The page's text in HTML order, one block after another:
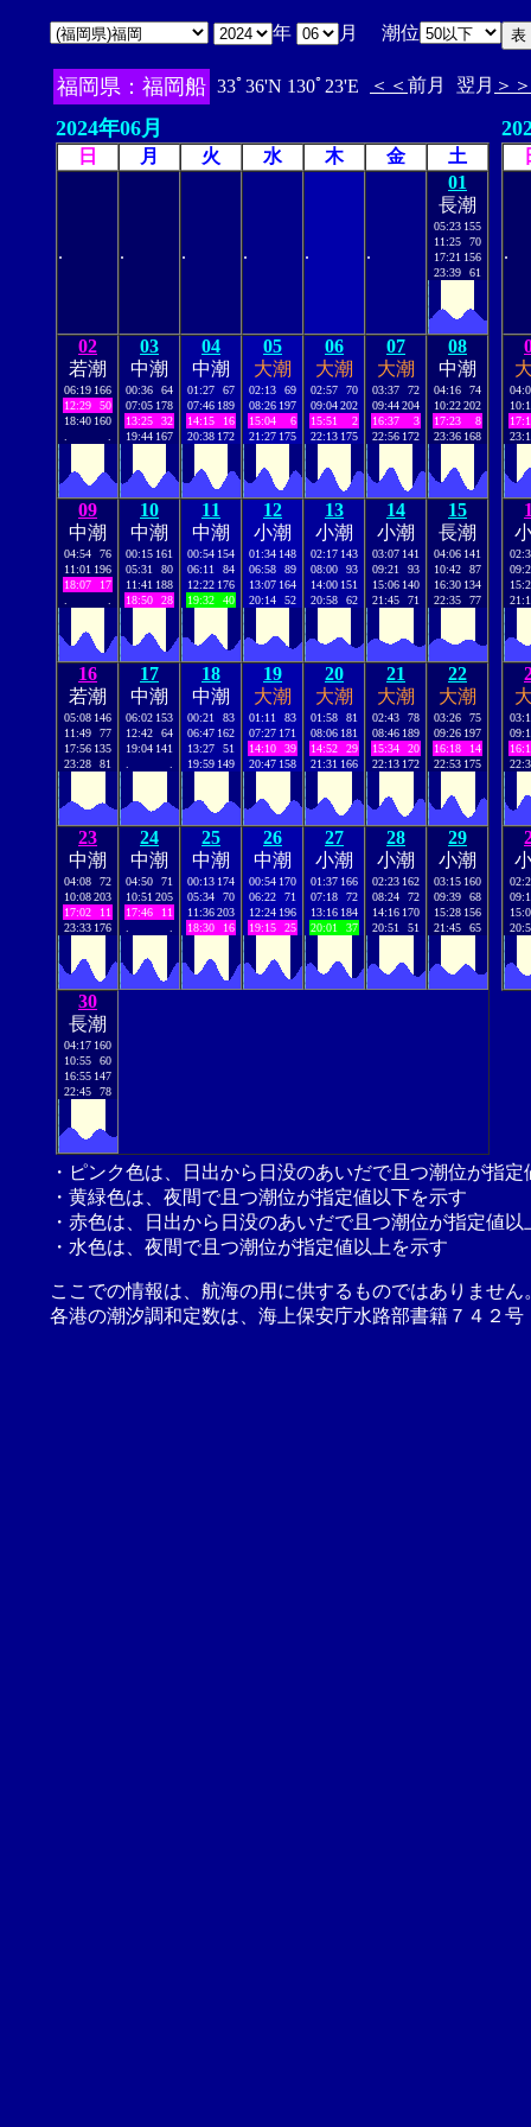
年 月 潮位
福岡県：福岡船 33ﾟ36'N 130ﾟ23'E ＜＜ 前月 翌月 ＞＞
2024年06月
日 月 火 水 木 金 土
. . . . . .
01
長潮
05:23 155
11:25
70
17:21 156
23:39
61
02
若潮
06:19 166
12:29
50
18:40 160
03
中潮
00:36
64
07:05 178
13:25
32
19:44 167
04
中潮
01:27
67
07:46 189
14:15
16
20:38 172
05
大潮
02:13
69
08:26 197
15:04
6
21:27 175
06
大潮
02:57
70
09:04202
15:51
2
22:13 175
07
大潮
03:37
72
09:44204
16:37
3
22:56 172
08
中潮
04:16
74
10:22202
17:23
8
23:36 168
09
中潮
04:54
76
11:01 196
18:07
17
10
中潮
00:15 161
05:31
80
11:41 188
18:50
28
11
中潮
00:54 154
06:11
84
12:22 176
19:32
40
12
小潮
01:34 148
06:58
89
13:07 164
20:14
52
13
小潮
02:17 143
08:00
93
14:00 151
20:58
62
14
小潮
03:07 141
09:21
93
15:06 140
21:45
71
15
長潮
04:06 141
10:42
87
16:30 134
22:35
77
16
若潮
05:08 146
11:49
77
17:56 135
23:28
81
17
中潮
06:02 153
12:42
64
19:04 141
18
中潮
00:21
83
06:47 162
13:27
51
19:59 149
19
大潮
01:11
83
07:27 171
14:10
39
20:47 158
20
大潮
01:58
81
08:06 181
14:52
29
21:31 166
21
大潮
02:43
78
08:46 189
15:34
20
22:13 172
22
大潮
03:26
75
09:26 197
16:18
14
22:53 175
23
中潮
04:08
72
10:08203
17:02
11
23:33 176
24
中潮
04:50
71
10:51 205
17:46
11
25
中潮
00:13 174
05:34
70
11:36203
18:30
16
26
中潮
00:54 170
06:22
71
12:24 196
19:15
25
27
小潮
01:37 166
07:18
72
13:16 184
20:01
37
28
小潮
02:23 162
08:24
72
14:16 170
20:51
51
29
小潮
03:15 160
09:39
68
15:28 156
21:45
65
30
長潮
04:17 160
10:55
60
16:55 147
22:45
78
.
・ピンク色は、日出から日没のあいだで且つ潮位が指
・黄緑色は、夜間で且つ潮位が指定値以下を示す
・赤色は、日出から日没のあいだで且つ潮位が指定値以
・水色は、夜間で且つ潮位が指定値以上を示す
ここでの情報は、航海の用に供するものではありませ
各港の潮汐調和定数は、海上保安庁水路部書籍７４２